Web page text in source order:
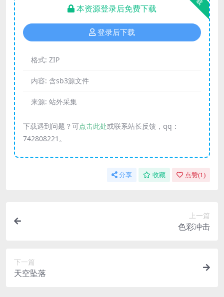
本资源登录后免费下载
登录后下载
格式: ZIP
内容: 含sb3源文件
来源: 站外采集
下载遇到问题？可点击此处或联系站长反馈，qq：
742808221。
分享 收藏 点赞(1 )
上一篇
色彩冲击
下一篇
天空坠落